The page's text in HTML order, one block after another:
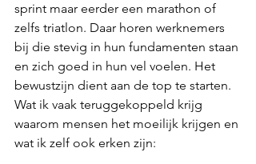
sprint maar eerder een marathon of
zelfs triatlon. Daar horen werknemers
bij die stevig in hun fundamenten staan
en zich goed in hun vel voelen. Het
bewustzijn dient aan de top te starten.
Wat ik vaak teruggekoppeld krijg
waarom mensen het moeilijk krijgen en
wat ik zelf ook erken zijn: